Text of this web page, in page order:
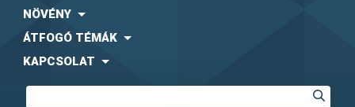
NÖVÉNY
ÁTFOGÓ TÉMÁK
KAPCSOLAT